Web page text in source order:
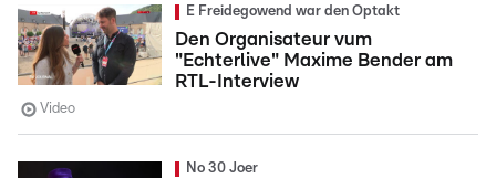
E Freidegowend war den Optakt
Den Organisateur vum
"Echterlive" Maxime Bender am
RTL-Interview
Video
No 30 Joer